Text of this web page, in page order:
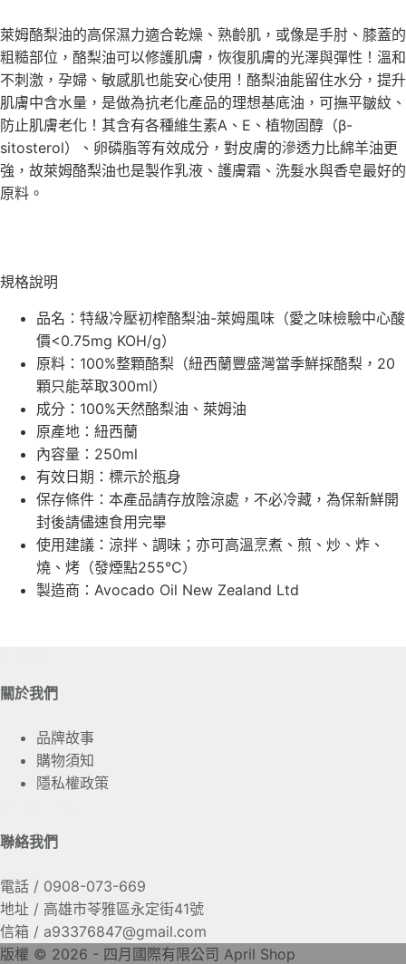
萊姆酪梨油的高保濕力適合乾燥、熟齡肌，或像是手肘、膝蓋的
粗糙部位，酪梨油可以修護肌膚，恢復肌膚的光澤與彈性！溫和
不刺激，孕婦、敏感肌也能安心使用！酪梨油能留住水分，提升
肌膚中含水量，是做為抗老化產品的理想基底油，可撫平皺紋、
防止肌膚老化！其含有各種維生素A、E、植物固醇（β-
sitosterol）、卵磷脂等有效成分，對皮膚的滲透力比綿羊油更
強，故萊姆酪梨油也是製作乳液、護膚霜、洗髮水與香皂最好的
原料。
規格說明
品名：特級冷壓初榨酪梨油-萊姆風味（愛之味檢驗中心酸
價<0.75mg KOH/g）
原料：100%整顆酪梨（紐西蘭豐盛灣當季鮮採酪梨，20
顆只能萃取300ml）
成分：100%天然酪梨油、萊姆油
原產地：紐西蘭
內容量：250ml
有效日期：標示於瓶身
保存條件：本產品請存放陰涼處，不必冷藏，為保新鮮開
封後請儘速食用完畢
使用建議：涼拌、調味；亦可高溫烹煮、煎、炒、炸、
燒、烤（發煙點255℃）
製造商：Avocado Oil New Zealand Ltd
關於我們
品牌故事
購物須知
隱私權政策
聯絡我們
電話 / 0908-073-669
地址 / 高雄市苓雅區永定街41號
信箱 / a93376847@gmail.com
版權 © 2026 - 四月國際有限公司 April Shop